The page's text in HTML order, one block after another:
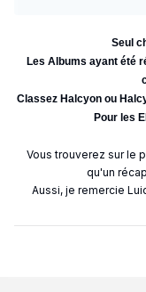
Seul
Les Albums ayant été
Classez Halcyon ou
Pour les
Vous trouverez sur le
qu'un
Aussi, je remercie